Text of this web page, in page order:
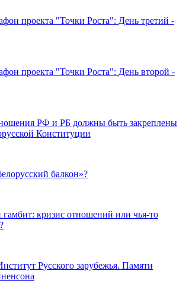
проекта "Точки Роста": День третий -
проекта "Точки Роста": День второй -
РФ и РБ должны быть закреплены
Конституции
балкон»?
гамбит: кризис отношений или чья-то
Русского зарубежья. Памяти